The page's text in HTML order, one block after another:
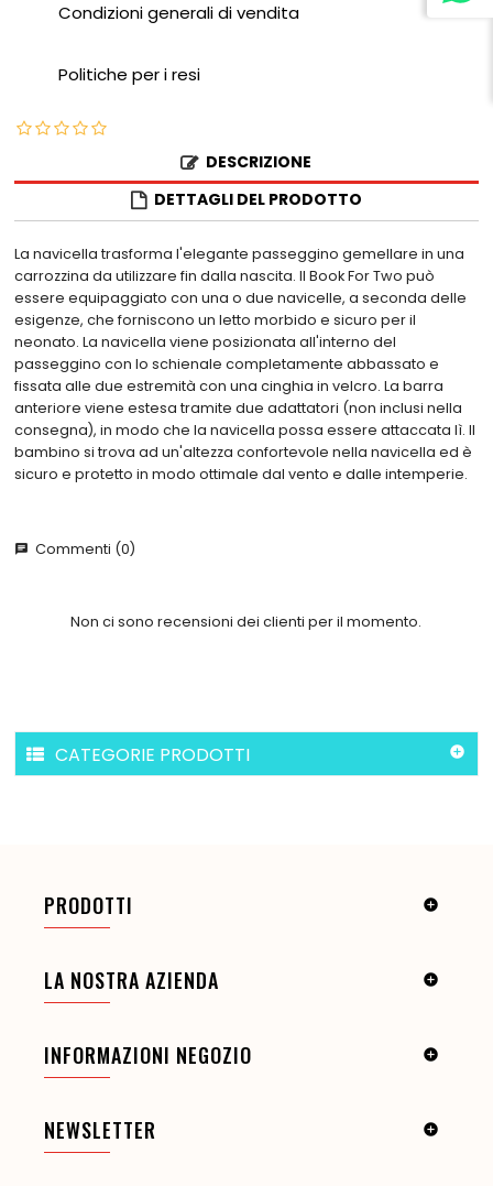
Condizioni generali di vendita
Politiche per i resi
DESCRIZIONE
DETTAGLI DEL PRODOTTO
La navicella trasforma l'elegante passeggino gemellare in una
carrozzina da utilizzare fin dalla nascita. Il Book For Two può
essere equipaggiato con una o due navicelle, a seconda delle
esigenze, che forniscono un letto morbido e sicuro per il
neonato. La navicella viene posizionata all'interno del
passeggino con lo schienale completamente abbassato e
fissata alle due estremità con una cinghia in velcro. La barra
anteriore viene estesa tramite due adattatori (non inclusi nella
consegna), in modo che la navicella possa essere attaccata lì. Il
bambino si trova ad un'altezza confortevole nella navicella ed è
sicuro e protetto in modo ottimale dal vento e dalle intemperie.
chat Commenti (0)
Non ci sono recensioni dei clienti per il momento.
CATEGORIE PRODOTTI 
PRODOTTI 
LA NOSTRA AZIENDA 
INFORMAZIONI NEGOZIO 
NEWSLETTER 